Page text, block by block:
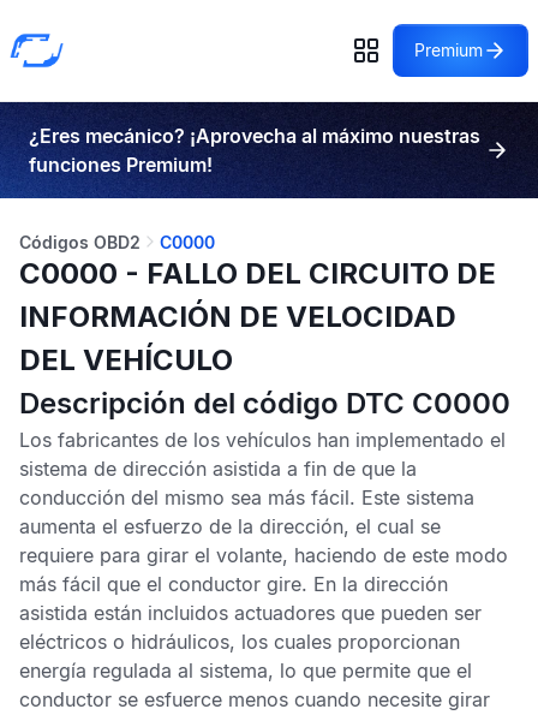
Premium
¿Eres mecánico? ¡Aprovecha al máximo nuestras
funciones Premium!
Códigos OBD2 C0000
C0000 - FALLO DEL CIRCUITO DE
INFORMACIÓN DE VELOCIDAD
DEL VEHÍCULO
Descripción del código DTC C0000
Los fabricantes de los vehículos han implementado el
sistema de dirección asistida a fin de que la
conducción del mismo sea más fácil. Este sistema
aumenta el esfuerzo de la dirección, el cual se
requiere para girar el volante, haciendo de este modo
más fácil que el conductor gire. En la dirección
asistida están incluidos actuadores que pueden ser
eléctricos o hidráulicos, los cuales proporcionan
energía regulada al sistema, lo que permite que el
conductor se esfuerce menos cuando necesite girar